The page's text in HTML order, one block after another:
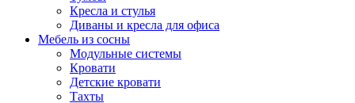
Кресла и стулья
Диваны и кресла для офиса
Мебель из сосны
Модульные системы
Кровати
Детские кровати
Тахты